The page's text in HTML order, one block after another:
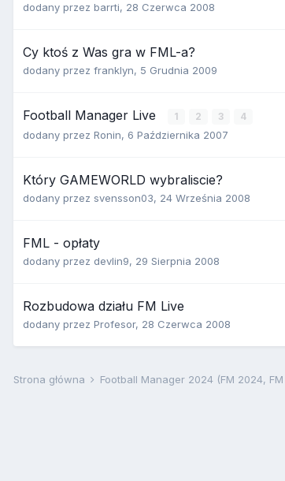
dodany przez barrti, 28 Czerwca 2008
Cy ktoś z Was gra w FML-a?
dodany przez franklyn, 5 Grudnia 2009
Football Manager Live 1 2 3 4
dodany przez Ronin, 6 Października 2007
Który GAMEWORLD wybraliscie?
dodany przez svensson03, 24 Września 2008
FML - opłaty
dodany przez devlin9, 29 Sierpnia 2008
Rozbudowa działu FM Live
dodany przez Profesor, 28 Czerwca 2008
Strona główna Football Manager 2024 (FM 2024,